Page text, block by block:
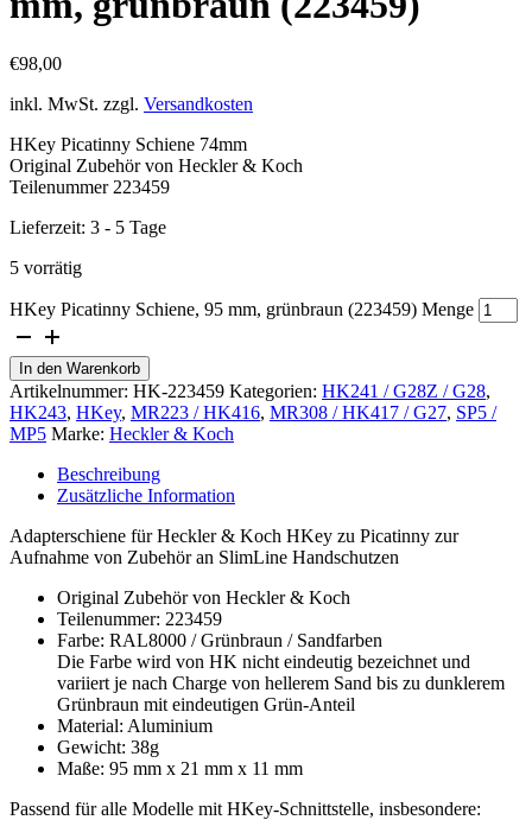
€98,00
inkl. MwSt. zzgl. Versandkosten
HKey Picatinny Schiene 74mm
Original Zubehör von Heckler & Koch
Teilenummer 223459
Lieferzeit: 3 - 5 Tage
5 vorrätig
HKey Picatinny Schiene, 95 mm, grünbraun (223459) Menge
In den Warenkorb
Artikelnummer: HK-223459 Kategorien: HK241 / G28Z / G28,
HK243, HKey, MR223 / HK416, MR308 / HK417 / G27, SP5 /
MP5 Marke: Heckler & Koch
Beschreibung
Zusätzliche Information
Adapterschiene für Heckler & Koch HKey zu Picatinny zur
Aufnahme von Zubehör an SlimLine Handschutzen
Original Zubehör von Heckler & Koch
Teilenummer: 223459
Farbe: RAL8000 / Grünbraun / Sandfarben
Die Farbe wird von HK nicht eindeutig bezeichnet und
variiert je nach Charge von hellerem Sand bis zu dunklerem
Grünbraun mit eindeutigen Grün-Anteil
Material: Aluminium
Gewicht: 38g
Maße: 95 mm x 21 mm x 11 mm
Passend für alle Modelle mit HKey-Schnittstelle, insbesondere: